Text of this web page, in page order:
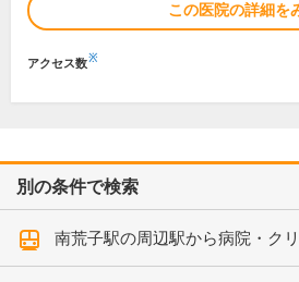
この医院の詳細を
アクセス数※
別の条件で検索
南荒子駅の周辺駅から病院・ク